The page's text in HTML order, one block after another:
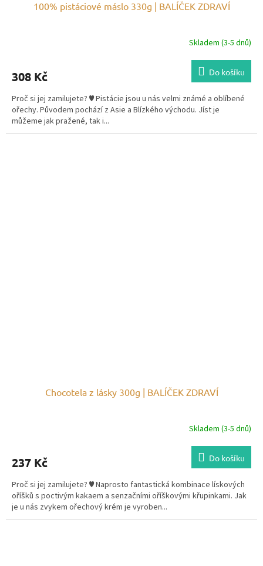
100% pistáciové máslo 330g | BALÍČEK ZDRAVÍ
je
z
5
hvězdiček.
Skladem (3-5 dnů)
308 Kč Do košíku
Proč si jej zamilujete? ♥ Pistácie jsou u nás velmi známé a oblíbené
ořechy. Původem pochází z Asie a Blízkého východu. Jíst je
můžeme jak pražené, tak i...
Chocotela z lásky 300g | BALÍČEK ZDRAVÍ
Skladem (3-5 dnů)
237 Kč Do košíku
Proč si jej zamilujete? ♥ Naprosto fantastická kombinace lískových
oříšků s poctivým kakaem a senzačními oříškovými křupinkami. Jak
je u nás zvykem ořechový krém je vyroben...